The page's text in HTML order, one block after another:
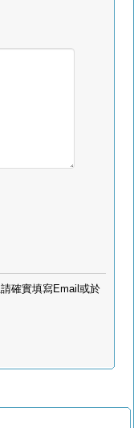
確實填寫Email或於